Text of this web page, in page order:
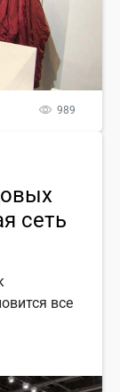
989
сеть
все